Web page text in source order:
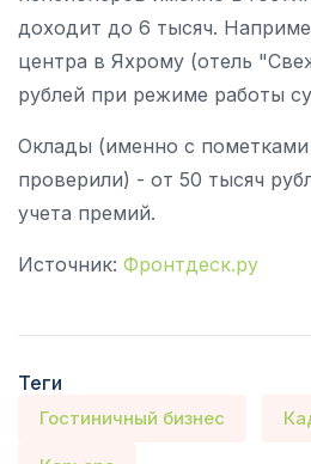
доходит до 6 тысяч.
центра в Яхрому (отель
рублей при режиме работы
Оклады (именно с
проверили) - от 50 тысяч
учета премий.
Источник: Фронтдеск.ру
Теги
Гостиничный бизнес